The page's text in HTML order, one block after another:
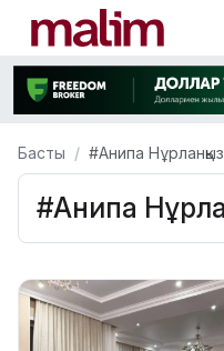
Басты #Анипа
#Анипа